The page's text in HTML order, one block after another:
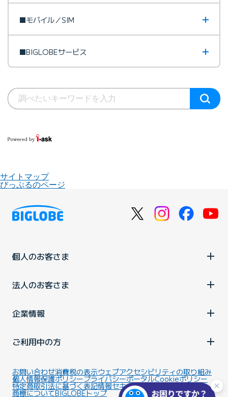
■モバイル／SIM
■BIGLOBEサービス
サイトマップ
びっぷるのページ
個人のお客さま
法人のお客さま
企業情報
ご利用中の方
お問い合わせ消費税の表示ウェブアクセシビリティの取り組み
個人情報保護ポリシープライバシーポータルCookieポリシー
特定商取引法に基づく表記情報セキュリティ基本方針
商標についてBIGLOBEトップ